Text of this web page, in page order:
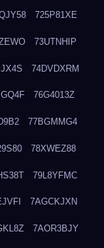
725P81XE
73UTNHIP
74DVDXRM
76G4013Z
77BGMMG4
78XWEZ88
79L8YFMC
7AGCKJXN
7AOR3BJY